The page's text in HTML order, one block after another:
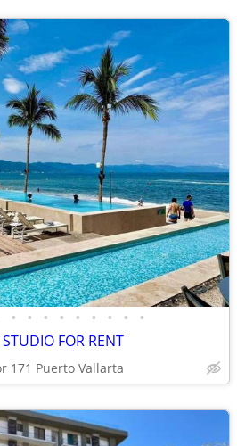
• • • • • • • • •
FOR RENT
171 Puerto Vallarta